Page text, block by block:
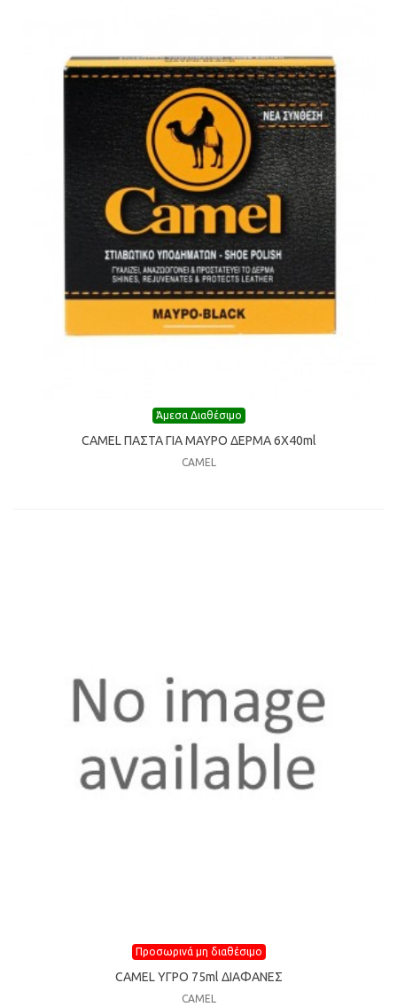
Άμεσα Διαθέσιμο
CAMEL ΠΑΣΤΑ ΓΙΑ ΜΑΥΡΟ ΔΕΡΜΑ 6Χ40ml
CAMEL
Προσωρινά μη διαθέσιμο
CAMEL ΥΓΡΟ 75ml ΔIAΦANEΣ
CAMEL